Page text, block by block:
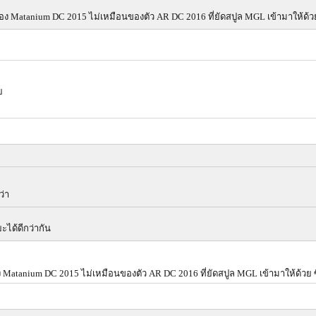
Matanium DC 2015 ไม่เหมือนของตัว AR DC 2016 ที่ยัดสปูล MGL เข้ามา
า
ได้ดีกว่ากัน
DC 2015 ไม่เหมือนของตัว AR DC 2016 ที่ยัดสปูล MGL เข้ามาให้